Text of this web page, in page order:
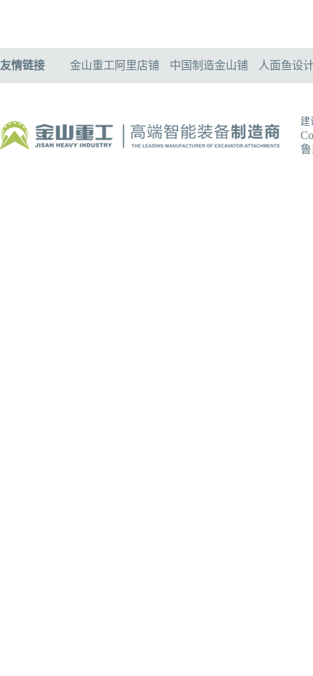
友情链接 金山重工阿里店铺 中国制造金山铺 人面鱼设
建
鲁